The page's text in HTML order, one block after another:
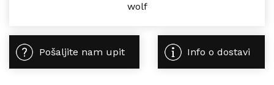
wolf
Pošaljite nam upit Info o dostavi